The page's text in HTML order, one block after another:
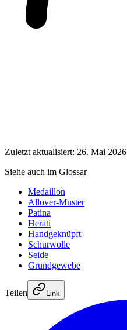
Zuletzt aktualisiert: 26. Mai 2026
Siehe auch im Glossar
Medaillon
Allover-Muster
Patina
Herati
Handgeknüpft
Schurwolle
Seide
Grundgewebe
Teilen Link